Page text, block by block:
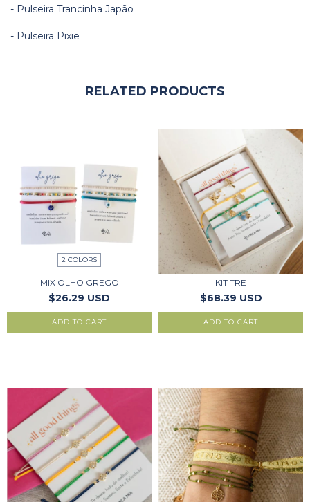
- Pulseira Trancinha Japão
- Pulseira Pixie
RELATED PRODUCTS
2 COLORS
MIX OLHO GREGO
$26.29 USD
ADD TO CART
KIT TRE
$68.39 USD
ADD TO CART